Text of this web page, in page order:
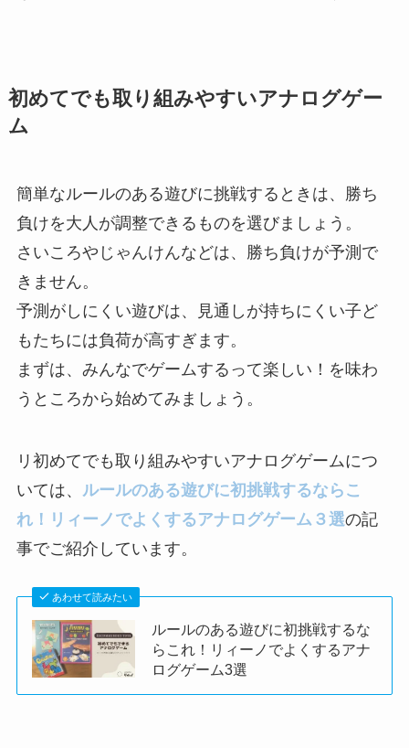
初めてでも取り組みやすいアナログゲー
ム
簡単なルールのある遊びに挑戦するときは、勝ち
負けを大人が調整できるものを選びましょう。
さいころやじゃんけんなどは、勝ち負けが予測で
きません。
予測がしにくい遊びは、見通しが持ちにくい子ど
もたちには負荷が高すぎます。
まずは、みんなでゲームするって楽しい！を味わ
うところから始めてみましょう。
リ初めてでも取り組みやすいアナログゲームにつ
いては、
ルールのある遊びに初挑戦するならこ
れ！リィーノでよくするアナログゲーム３選の記
事でご紹介しています。
あわせて読みたい
ルールのある遊びに初挑戦するな
らこれ！リィーノでよくするアナ
ログゲーム3選